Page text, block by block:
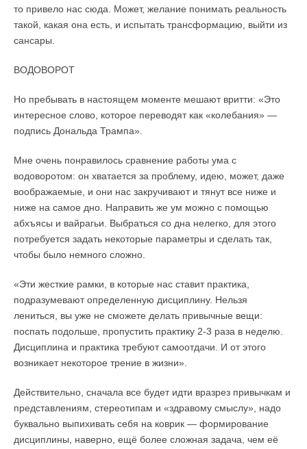
то привело нас сюда. Может, желание понимать реальность
такой, какая она есть, и испытать трансформацию, выйти из
сансары.
ВОДОВОРОТ
Но пребывать в настоящем моменте мешают вритти: «Это
интересное слово, которое переводят как «колебания» —
подпись Дональда Трампа».
Мне очень понравилось сравнение работы ума с
водоворотом: он хватается за проблему, идею, может, даже
воображаемые, и они нас закручивают и тянут все ниже и
ниже на самое дно. Направить же ум можно с помощью
абхъясы и вайрагьи. Выбраться со дна нелегко, для этого
потребуется задать некоторые параметры и сделать так,
чтобы было немного сложно.
«Эти жесткие рамки, в которые нас ставит практика,
подразумевают определенную дисциплину. Нельзя
лениться, вы уже не сможете делать привычные вещи:
поспать подольше, пропустить практику 2-3 раза в неделю.
Дисциплина и практика требуют самоотдачи. И от этого
возникает некоторое трение в жизни».
Действительно, сначала все будет идти вразрез привычкам и
представлениям, стереотипам и «здравому смыслу», надо
буквально выпихивать себя на коврик — формирование
дисциплины, наверно, ещё более сложная задача, чем её